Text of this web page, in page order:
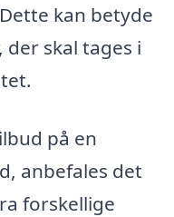
kan betyde
skal tages i
på en
anbefales det
forskellige